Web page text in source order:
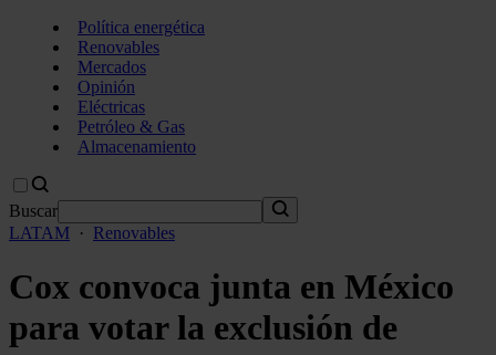
Política energética
Renovables
Mercados
Opinión
Eléctricas
Petróleo & Gas
Almacenamiento
Buscar
LATAM · Renovables
Cox convoca junta en México
para votar la exclusión de